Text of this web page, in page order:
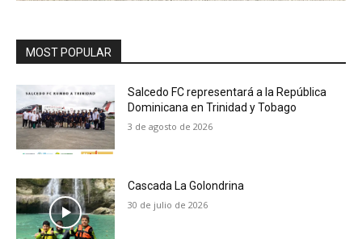
MOST POPULAR
Salcedo FC representará a la República
Dominicana en Trinidad y Tobago
3 de agosto de 2026
Cascada La Golondrina
30 de julio de 2026